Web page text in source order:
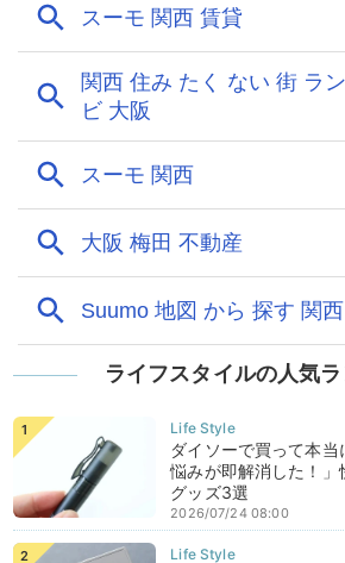
ライフスタイルの人気
ダイソーで買って本
悩みが即解消した！
グッズ3選
2026/07/24 08:00